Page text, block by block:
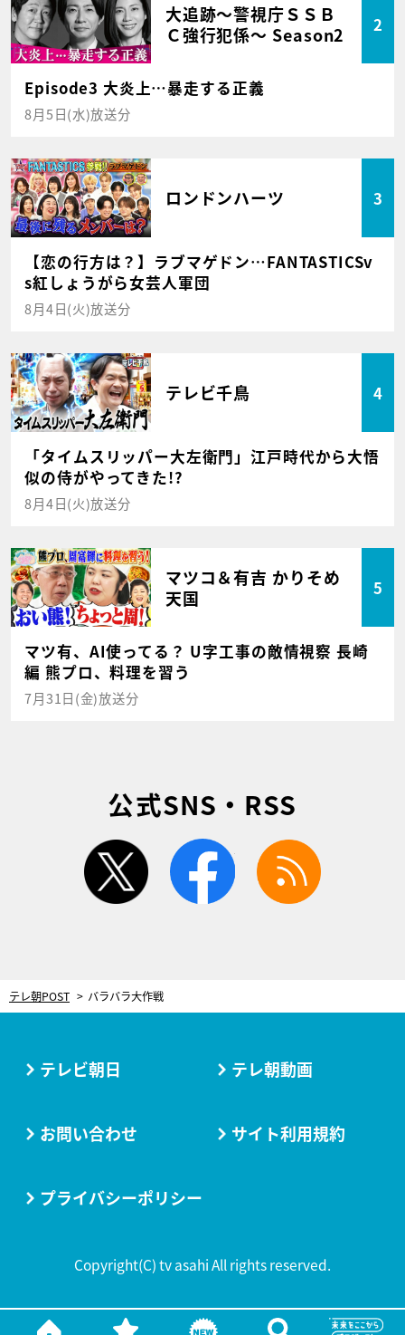
大追跡～警視庁ＳＳＢ
Ｃ強行犯係～ Season2
2
Episode3 大炎上…暴走する正義
8月5日(水)放送分
ロンドンハーツ 3
【恋の行方は？】ラブマゲドン…FANTASTICSv
s紅しょうがら女芸人軍団
8月4日(火)放送分
テレビ千鳥 4
「タイムスリッパー大左衛門」江戸時代から大悟
似の侍がやってきた!?
8月4日(火)放送分
マツコ＆有吉 かりそめ
天国
5
マツ有、AI使ってる？ U字工事の敵情視察 長崎
編 熊プロ、料理を習う
7月31日(金)放送分
公式SNS・RSS
twitter facebook
テレ朝POST バラバラ大作戦
テレビ朝日 テレ朝動画
お問い合わせ サイト利用規約
プライバシーポリシー
Copyright(C) tv asahi All rights reserved.